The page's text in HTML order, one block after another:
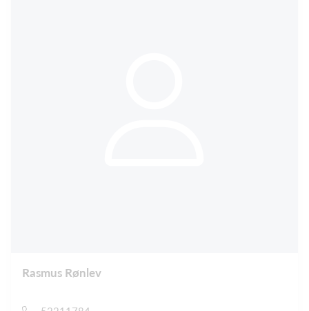
Rasmus Rønlev